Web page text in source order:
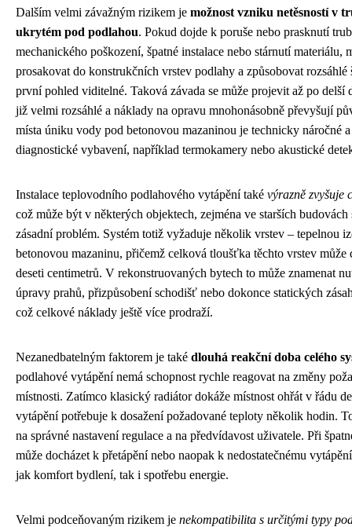
Dalším velmi závažným rizikem je možnost vzniku netěsností v
ukrytém pod podlahou. Pokud dojde k poruše nebo prasknutí
mechanického poškození, špatné instalace nebo stárnutí materiálu,
prosakovat do konstrukčních vrstev podlahy a způsobovat rozsáhlé
první pohled viditelné. Taková závada se může projevit až po delší
již velmi rozsáhlé a náklady na opravu mnohonásobně převyšují
místa úniku vody pod betonovou mazaninou je technicky náročné
diagnostické vybavení, například termokamery nebo akustické
Instalace teplovodního podlahového vytápění také výrazně zvyšuje
což může být v některých objektech, zejména ve starších
zásadní problém. Systém totiž vyžaduje několik vrstev – tepelnou
betonovou mazaninu, přičemž celková tloušťka těchto vrstev může
deseti centimetrů. V rekonstruovaných bytech to může znamenat
úpravy prahů, přizpůsobení schodišť nebo dokonce statických
což celkové náklady ještě více prodraží.
Nezanedbatelným faktorem je také dlouhá reakční doba celého
podlahové vytápění nemá schopnost rychle reagovat na změny
místnosti. Zatímco klasický radiátor dokáže místnost ohřát v řádu
vytápění potřebuje k dosažení požadované teploty několik hodin.
na správné nastavení regulace a na předvídavost uživatele. Při
může docházet k přetápění nebo naopak k nedostatečnému
jak komfort bydlení, tak i spotřebu energie.
Velmi podceňovaným rizikem je nekompatibilita s určitými typy